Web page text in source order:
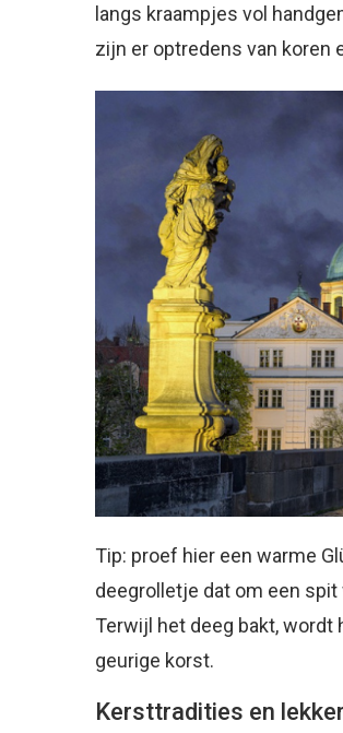
langs kraampjes vol
zijn er optredens van koren
Tip: proef hier een warme
deegrolletje dat om een
Terwijl het deeg bakt, wordt
geurige korst.
Kersttradities en